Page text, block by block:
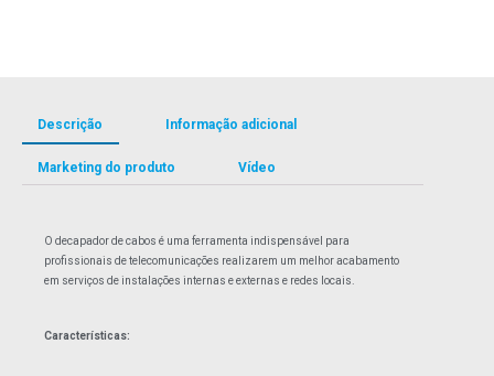
Descrição Informação adicional
Marketing do produto Vídeo
O decapador de cabos é uma ferramenta indispensável para
profissionais de telecomunicações realizarem um melhor acabamento
em serviços de instalações internas e externas e redes locais.
Características: